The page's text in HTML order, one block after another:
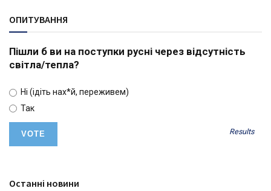
ОПИТУВАННЯ
Пішли б ви на поступки русні через відсутність
світла/тепла?
Ні (ідіть нах*й, переживем)
Так
Results
Останні новини